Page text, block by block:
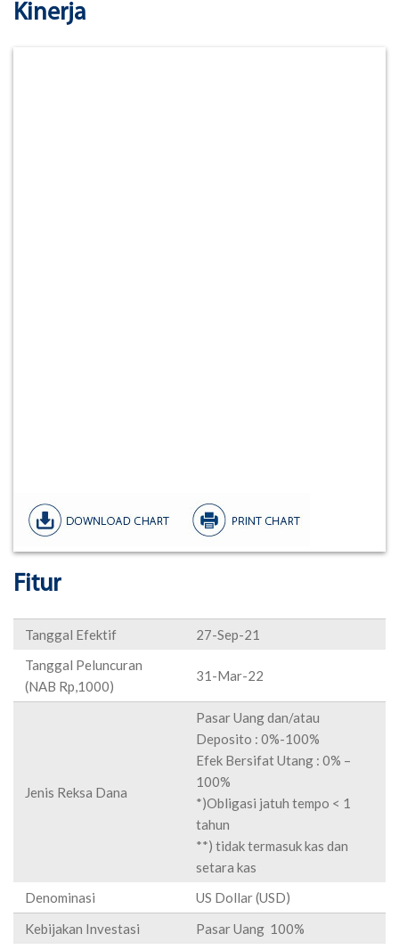
Kinerja
Fitur
Tanggal Efektif
27-Sep-21
Tanggal Peluncuran
(NAB Rp,1000)
31-Mar-22
Jenis Reksa Dana
Pasar Uang dan/atau
Deposito : 0%-100%
Efek Bersifat Utang : 0% –
100%
*)Obligasi jatuh tempo < 1
tahun
**) tidak termasuk kas dan
setara kas
Denominasi
US Dollar (USD)
Kebijakan Investasi
Pasar Uang 100%